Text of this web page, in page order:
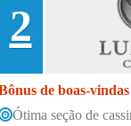
2
de boas-
Ótima seção de